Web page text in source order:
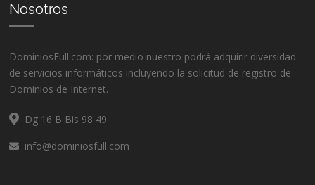
Nosotros
DominiosFull.com: por medio nuestro podrá adquirir diversidad
de servicios informáticos incluyendo la solicitud de registro de
Dominios de Internet.
Dg 16 B Bis 98 49
info@dominiosfull.com